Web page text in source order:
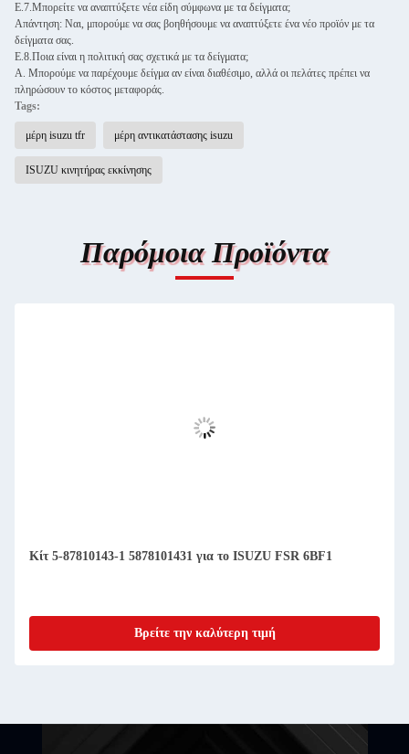
Ε.7.Μπορείτε να αναπτύξετε νέα είδη σύμφωνα με τα δείγματα;
Απάντηση: Ναι, μπορούμε να σας βοηθήσουμε να αναπτύξετε ένα νέο προϊόν με τα
δείγματα σας.
Ε.8.Ποια είναι η πολιτική σας σχετικά με τα δείγματα;
Α. Μπορούμε να παρέχουμε δείγμα αν είναι διαθέσιμο, αλλά οι πελάτες πρέπει να
πληρώσουν το κόστος μεταφοράς.
Tags:
μέρη isuzu tfr μέρη αντικατάστασης isuzu
ISUZU κινητήρας εκκίνησης
Παρόμοια Προϊόντα
Κίτ 5-87810143-1 5878101431 για το ISUZU FSR 6BF1
Βρείτε την καλύτερη τιμή